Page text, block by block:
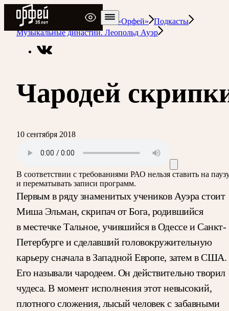
Радио Орфей
Радио классической музыки «Орфей»
Подкасты
Музыкальные династии. Леопольд Ауэр
Чародей
10 сентября 2018
В соответствии с требованиями РАО нельзя ставить на
и перематывать записи программ.
Первым в ряду знаменитых учеников Ауэра стоит
Миша Эльман, скрипач от Бога, родившийся
в местечке Тальное, учившийся в Одессе и Санкт-
Петербурге и сделавший головокружительную
карьеру сначала в Западной Европе, затем в США.
Его называли чародеем. Он действительно творил
чудеса. В момент исполнения этот невысокий,
плотного сложения, лысый человек с забавными